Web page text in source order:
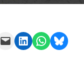
Deze pagina e-mailen Delen op LinkedIn Delen via WhatsApp Share on Bluesky